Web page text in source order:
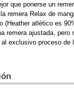
que ponerse un
remera Relax de
(Heather atlético es
remera ajustada,
exclusivo proceso de